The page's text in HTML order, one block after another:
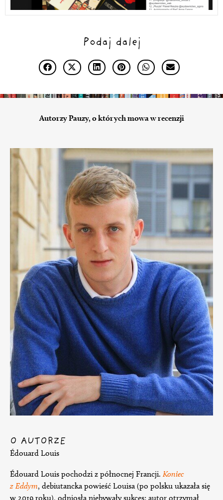
Podaj dalej
Autorzy Pauzy, o których mowa w recenzji
O AUTORZE
Édouard Louis
Édouard Louis pochodzi z północnej Francji. Koniec
z Eddym, debiutancka powieść Louisa (po polsku ukazała się
w 2019 roku), odniosła niebywały sukces: autor otrzymał